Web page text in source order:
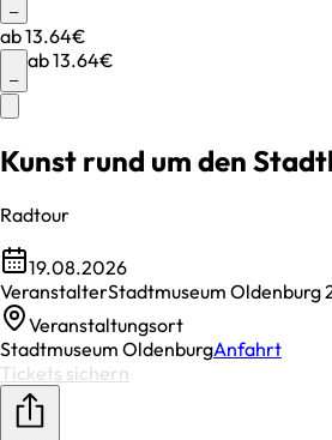
–
ab13.64€
–
ab13.64€
Kunst rund um den
Radtour
19.08.2026
VeranstalterStadtmuseum Oldenburg
Veranstaltungsort
Stadtmuseum OldenburgAnfahrt
Tickets sichern